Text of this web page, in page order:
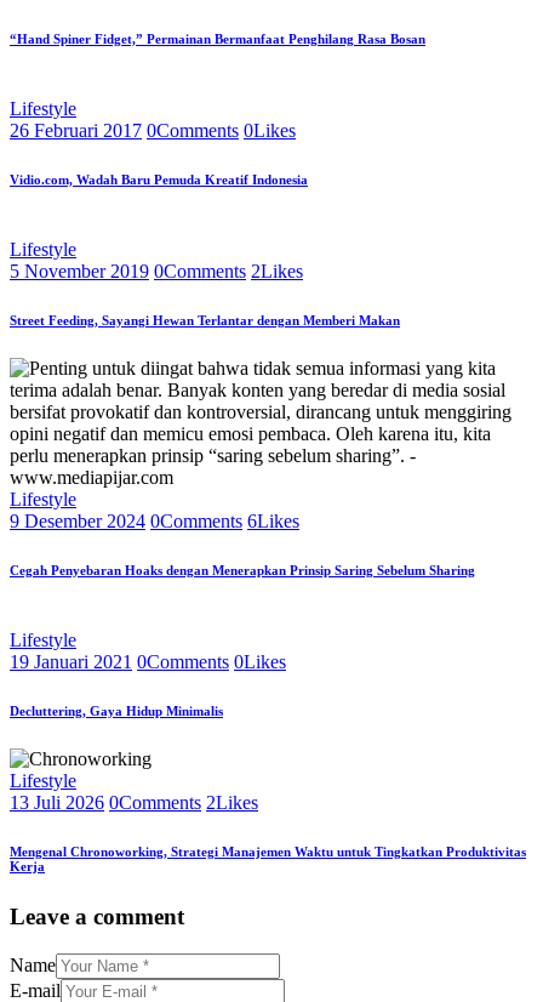
“Hand Spiner Fidget,” Permainan Bermanfaat Penghilang Rasa Bosan
Lifestyle
26 Februari 2017 0Comments 0Likes
Vidio.com, Wadah Baru Pemuda Kreatif Indonesia
Lifestyle
5 November 2019 0Comments 2Likes
Street Feeding, Sayangi Hewan Terlantar dengan Memberi Makan
Lifestyle
9 Desember 2024 0Comments 6Likes
Cegah Penyebaran Hoaks dengan Menerapkan Prinsip Saring Sebelum Sharing
Lifestyle
19 Januari 2021 0Comments 0Likes
Decluttering, Gaya Hidup Minimalis
Lifestyle
13 Juli 2026 0Comments 2Likes
Mengenal Chronoworking, Strategi Manajemen Waktu untuk Tingkatkan Produktivitas
Kerja
Leave a comment
Name
E-mail